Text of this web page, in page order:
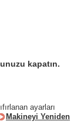
kapatın.
ayarları
Makineyi Yeniden